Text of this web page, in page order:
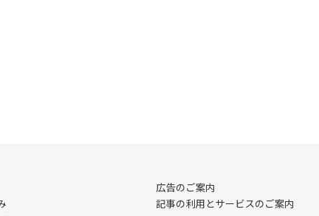
広告のご案内
記事の利用とサービスのご案内